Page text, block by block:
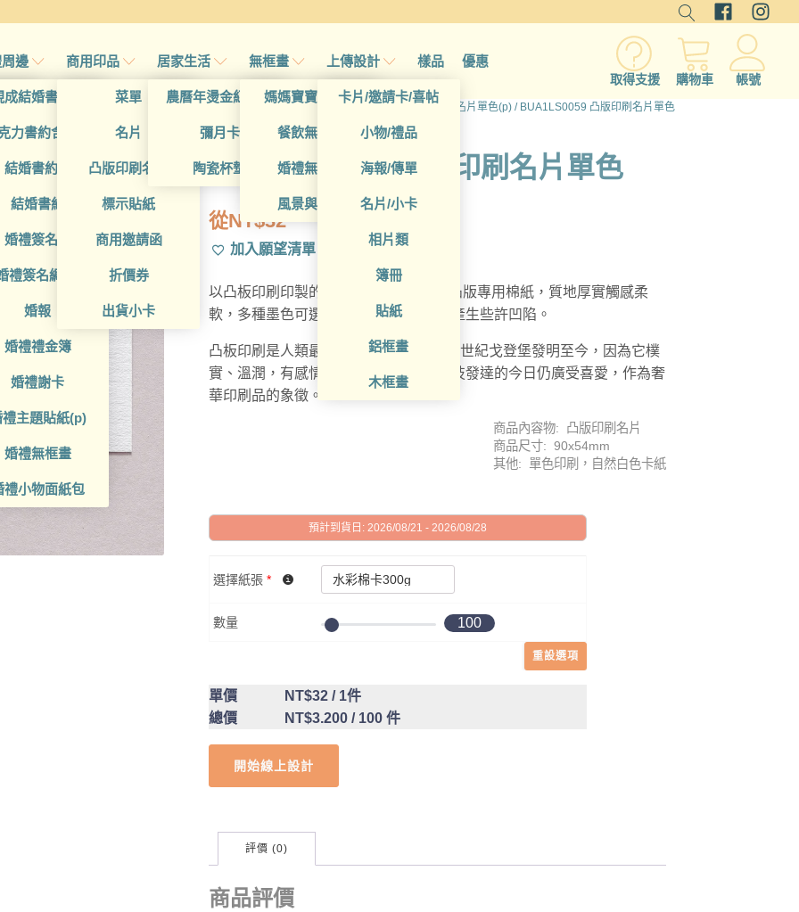
邊
成結婚書約夾
力書約含木座
結婚書約組
結婚書約
婚禮簽名簿
禮簽名綢(p)
婚報
婚禮禮金簿
婚禮謝卡
禮主題貼紙(p)
婚禮無框畫
禮小物面紙包
商用印品
菜單
名片
凸版印刷名片
標示貼紙
商用邀請函
折價券
出貨小卡
居家生活
農曆年燙金紅包袋
彌月卡
陶瓷杯墊
無框畫
媽媽寶寶無框畫
餐飲無框畫
婚禮無框畫
風景與藝術
上傳設計
卡片/邀請卡/喜帖
小物/禮品
海報/傳單
名片/小卡
相片類
簿冊
貼紙
鋁框畫
木框畫
樣品 優惠
取得支援 購物車 帳號
首頁/ 所有產品 / 凸版印刷(p) 凸版印刷名片單色(p) / BUA1LS0059 凸版印刷名片單色
BUA1LS0059 凸版印刷名片單色
從NT$32
加入願望清單
以凸板印刷印製的名片，採用300gsm 凸版專用棉紙，質地厚實觸感柔
軟，多種墨色可選。印刷處因壓力可能產生些許凹陷。
凸板印刷是人類最早的印刷技術，從 15 世紀戈登堡發明至今，因為它樸
實、溫潤，有感情的印刷呈現，即使科技發達的今日仍廣受喜愛，作為奢
華印刷品的象徵。
商品內容物: 凸版印刷名片
商品尺寸: 90x54mm
其他: 單色印刷，自然白色卡紙
預計到貨日: 2026/08/21 - 2026/08/28
選擇紙張 *
數量 100
重設選項
單價 NT$32 / 1件
總價
NT$3.200 / 100 件
開始線上設計
評價 (0)
商品評價